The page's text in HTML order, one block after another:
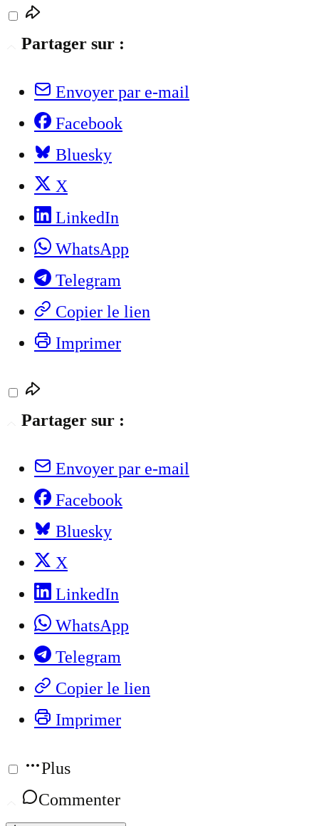
Partager sur :
Envoyer par e-mail
Facebook
Bluesky
X
LinkedIn
WhatsApp
Telegram
Copier le lien
Imprimer
Partager sur :
Envoyer par e-mail
Facebook
Bluesky
X
LinkedIn
WhatsApp
Telegram
Copier le lien
Imprimer
Plus
Commenter